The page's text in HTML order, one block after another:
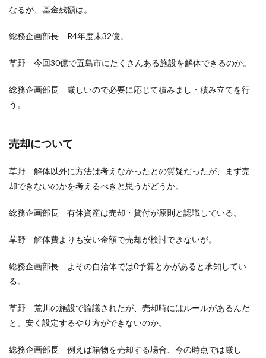
なるが、基金残額は。
総務企画部長 R4年度末32億。
草野 今回30億で五島市にたくさんある施設を解体できるのか。
総務企画部長 厳しいので必要に応じて積みまし・積み立てを行
う。
売却について
草野 解体以外に方法は考えなかったとの質疑だったが、まず売
却できないのかを考えるべきと思うがどうか。
総務企画部長 有休資産は売却・貸付が原則と認識している。
草野 解体費よりも安い金額で売却が検討できないが。
総務企画部長 よその自治体では0予算とかがあると承知してい
る。
草野 荒川の施設で論議されたが、売却時にはルールがあるんだ
と。安く設定するやり方ができないのか。
総務企画部長 例えば箱物を売却する場合、今の時点では厳し